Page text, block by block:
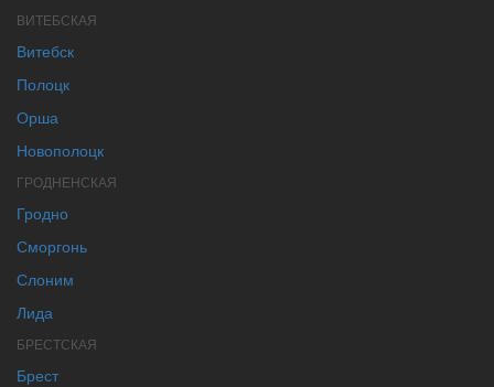
ВИТЕБСКАЯ
Витебск
Полоцк
Орша
Новополоцк
ГРОДНЕНСКАЯ
Гродно
Сморгонь
Слоним
Лида
БРЕСТСКАЯ
Брест